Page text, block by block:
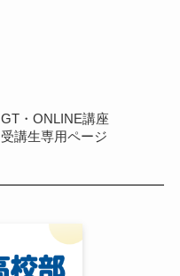
GT・ONLINE講座
受講生専用ページ